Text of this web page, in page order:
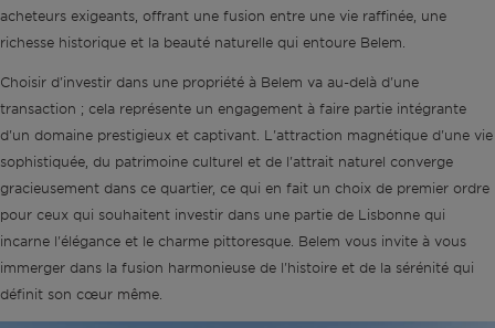
acheteurs exigeants, offrant une fusion entre une vie raffinée, une
richesse historique et la beauté naturelle qui entoure Belem.
Choisir d'investir dans une propriété à Belem va au-delà d'une
transaction ; cela représente un engagement à faire partie intégrante
d'un domaine prestigieux et captivant. L'attraction magnétique d'une vie
sophistiquée, du patrimoine culturel et de l'attrait naturel converge
gracieusement dans ce quartier, ce qui en fait un choix de premier ordre
pour ceux qui souhaitent investir dans une partie de Lisbonne qui
incarne l'élégance et le charme pittoresque. Belem vous invite à vous
immerger dans la fusion harmonieuse de l'histoire et de la sérénité qui
définit son cœur même.